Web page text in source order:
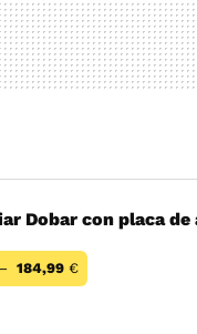
Dobar con placa
184,99 €